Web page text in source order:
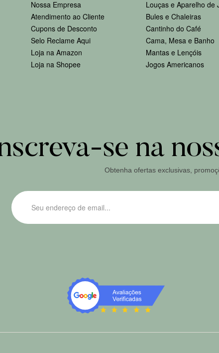
Nossa Empresa
Atendimento ao Cliente
Cupons de Desconto
Selo Reclame Aqui
Loja na Amazon
Loja na Shopee
Louças e Aparelho de
Bules e Chaleiras
Cantinho do Café
Cama, Mesa e Banho
Mantas e Lençóis
Jogos Americanos
se na
Obtenha ofertas exclusivas,